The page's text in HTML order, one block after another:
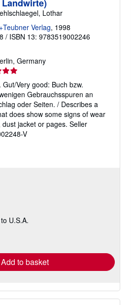
Lothar
Verlag, 1998
/ ISBN 13: 9783519002246
Germany
Very good: Buch bzw.
Gebrauchsspuren an
oder Seiten. / Describes a
does show some signs of wear
jacket or pages. Seller
V
U.S.A.
Add to basket